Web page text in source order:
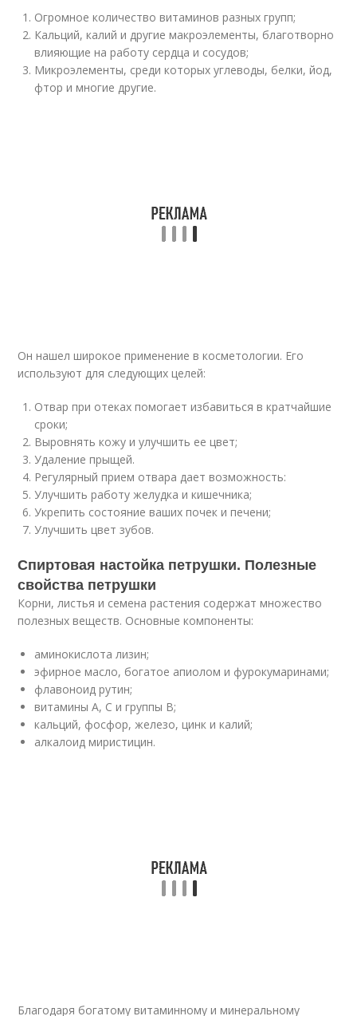
Огромное количество витаминов разных групп;
Кальций, калий и другие макроэлементы, благотворно
влияющие на работу сердца и сосудов;
Микроэлементы, среди которых углеводы, белки, йод,
фтор и многие другие.
Он нашел широкое применение в косметологии. Его
используют для следующих целей:
Отвар при отеках помогает избавиться в кратчайшие
сроки;
Выровнять кожу и улучшить ее цвет;
Удаление прыщей.
Регулярный прием отвара дает возможность:
Улучшить работу желудка и кишечника;
Укрепить состояние ваших почек и печени;
Улучшить цвет зубов.
Спиртовая настойка петрушки. Полезные
свойства петрушки
Корни, листья и семена растения содержат множество
полезных веществ. Основные компоненты:
аминокислота лизин;
эфирное масло, богатое апиолом и фурокумаринами;
флавоноид рутин;
витамины А, С и группы В;
кальций, фосфор, железо, цинк и калий;
алкалоид миристицин.
Благодаря богатому витаминному и минеральному